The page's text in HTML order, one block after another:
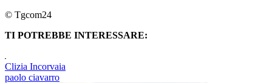
© Tgcom24
TI POTREBBE INTERESSARE:
Clizia Incorvaia
paolo ciavarro